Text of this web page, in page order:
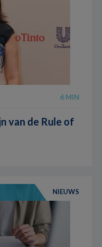
6 MIN
van de Rule of
NIEUWS